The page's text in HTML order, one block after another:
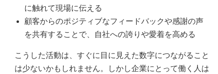
に触れて現場に伝える
顧客からのポジティブなフィードバックや感謝の声
を共有することで、自社への誇りや愛着を高める
こうした活動は、すぐに目に見えた数字につながること
は少ないかもしれません。しかし企業にとって働く人は